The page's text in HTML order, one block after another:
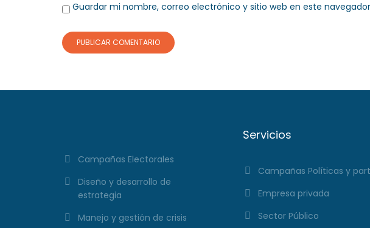
Guardar mi nombre, correo electrónico y sitio web en este
Campañas Electorales
Diseño y desarrollo de
estrategia
Manejo y gestión de crisis
Servicios
Campañas Políticas y
Empresa privada
Sector Público